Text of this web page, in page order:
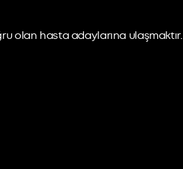
olan hasta adaylarına ulaşmaktır.